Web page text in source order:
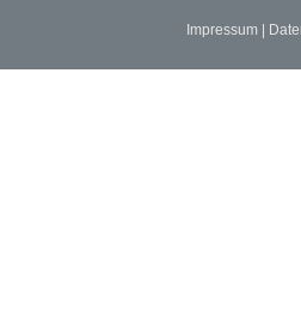
Impressum|